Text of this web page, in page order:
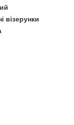
візерунки